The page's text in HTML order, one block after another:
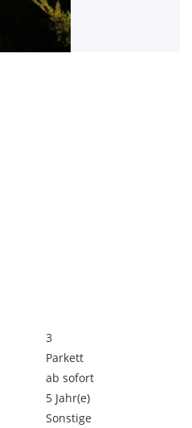
3
Parkett
ab sofort
5 Jahr(e)
Sonstige